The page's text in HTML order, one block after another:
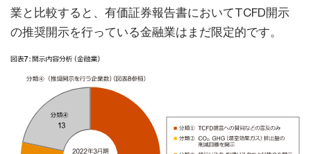
業と比較すると、有価証券報告書においてTCFD開示
の推奨開示を行っている金融業はまだ限定的です。